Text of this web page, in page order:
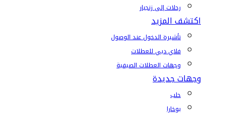
رحلات إلى زنجبار
اكتشف المزيد
تأشيرة الدخول عند الوصول
فلاي دبي للعطلات
وجهات العطلات الصيفية
وجهات جديدة
حلب
بوخارا